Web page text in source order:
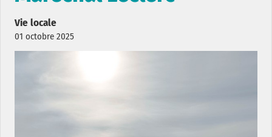
Vie locale
01 octobre 2025